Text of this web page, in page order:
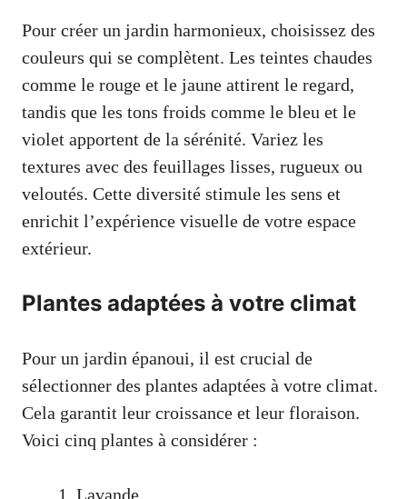
Pour créer un jardin harmonieux, choisissez des
couleurs qui se complètent. Les teintes chaudes
comme le rouge et le jaune attirent le regard,
tandis que les tons froids comme le bleu et le
violet apportent de la sérénité. Variez les
textures avec des feuillages lisses, rugueux ou
veloutés. Cette diversité stimule les sens et
enrichit l’expérience visuelle de votre espace
extérieur.
Plantes adaptées à votre climat
Pour un jardin épanoui, il est crucial de
sélectionner des plantes adaptées à votre climat.
Cela garantit leur croissance et leur floraison.
Voici cinq plantes à considérer :
Lavande